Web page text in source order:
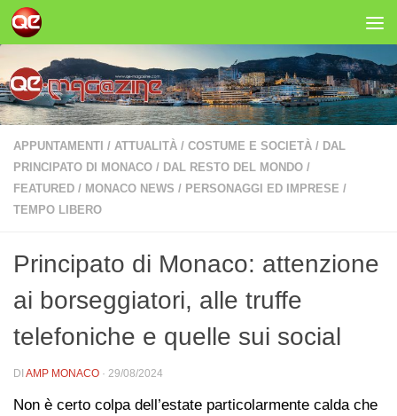
Salta al contenuto
APPUNTAMENTI / ATTUALITÀ / COSTUME E SOCIETÀ / DAL
PRINCIPATO DI MONACO / DAL RESTO DEL MONDO /
FEATURED / MONACO NEWS / PERSONAGGI ED IMPRESE /
TEMPO LIBERO
Principato di Monaco: attenzione
ai borseggiatori, alle truffe
telefoniche e quelle sui social
DI AMP MONACO · 29/08/2024
Non è certo colpa dell’estate particolarmente calda che